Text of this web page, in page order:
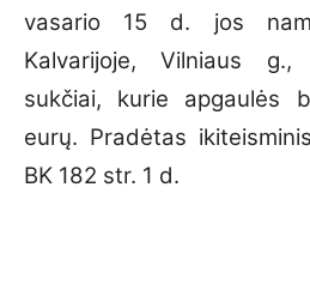
vasario 15 d. jos
Kalvarijoje, Vilniaus g.,
sukčiai, kurie apgaulės
eurų. Pradėtas
BK 182 str. 1 d.